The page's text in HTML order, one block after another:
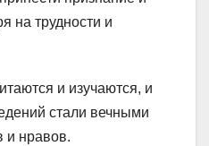
на трудности и
и изучаются, и
стали вечными
и нравов.